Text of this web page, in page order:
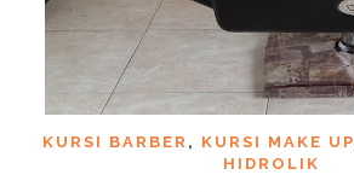
KURSI BARBER , KURSI MAKE UP
HIDROLIK